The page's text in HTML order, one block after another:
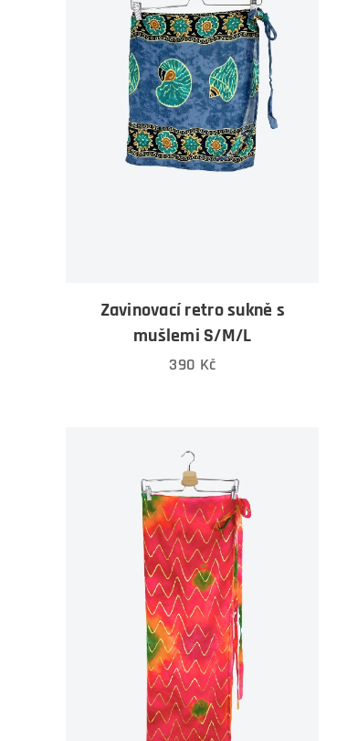
Zavinovací retro sukně s
mušlemi S/M/L
390 Kč